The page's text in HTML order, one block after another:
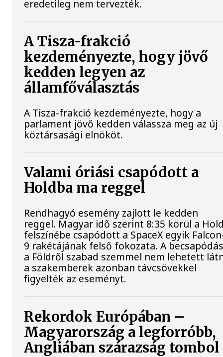
eredetileg nem tervezték.
A Tisza-frakció
kezdeményezte, hogy jövő
kedden legyen az
államfőválasztás
A Tisza-frakció kezdeményezte, hogy a
parlament jövő kedden válassza meg az új
köztársasági elnököt.
Valami óriási csapódott a
Holdba ma reggel
Rendhagyó esemény zajlott le kedden
reggel. Magyar idő szerint 8:35 körül a
felszínébe csapódott a SpaceX egyik
9 rakétájának felső fokozata. A
a Földről szabad szemmel nem lehetett
a szakemberek azonban távcsövekkel
figyelték az eseményt.
Rekordok Európában –
Magyarország a legforróbb,
Angliában szárazság tombol